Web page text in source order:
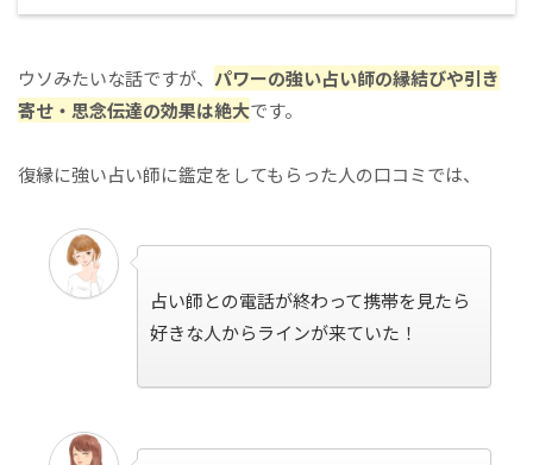
ウソみたいな話ですが、 パワーの強い占い師の縁結びや引き
寄せ・思念伝達の効果は絶大です。
復縁に強い占い師に鑑定をしてもらった人の口コミでは、
占い師との電話が終わって携帯を見たら
好きな人からラインが来ていた！